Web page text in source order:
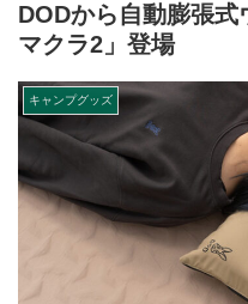
DODから自動膨張式
マクラ2」登場
キャンプグッズ